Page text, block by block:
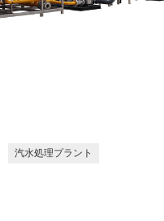
汽水処理プラント